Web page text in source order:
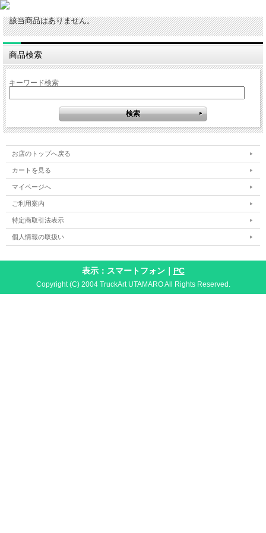
該当商品はありません。
商品検索
キーワード検索
お店のトップへ戻る
カートを見る
マイページへ
ご利用案内
特定商取引法表示
個人情報の取扱い
表示：スマートフォン｜ PC
Copyright (C) 2004 TruckArt UTAMARO All Rights Reserved.